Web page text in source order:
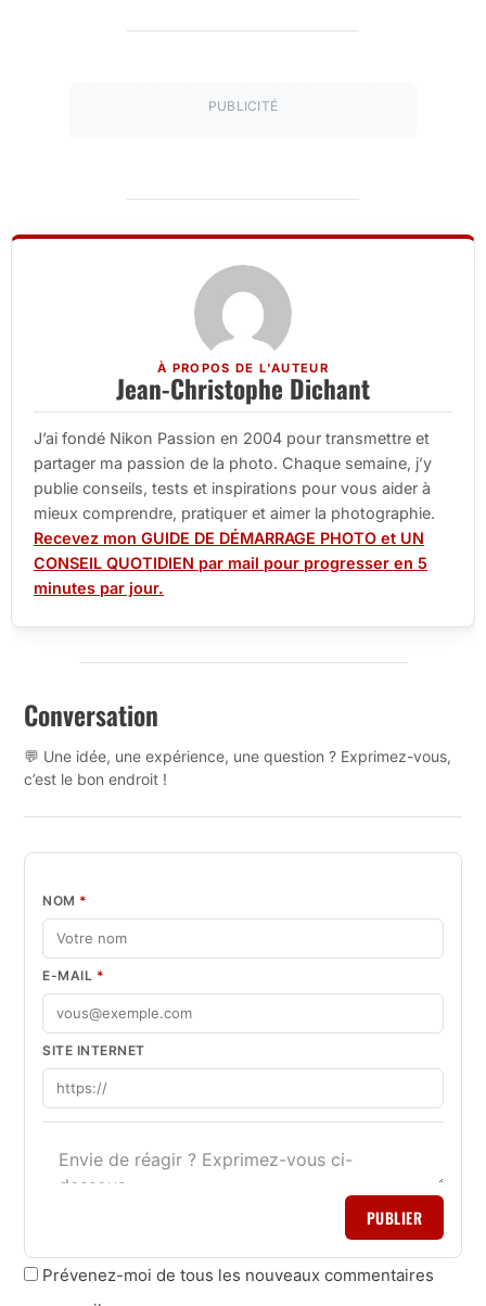
PUBLICITÉ
À PROPOS DE L'AUTEUR
Jean-Christophe Dichant
J’ai fondé Nikon Passion en 2004 pour transmettre et
partager ma passion de la photo. Chaque semaine, j’y
publie conseils, tests et inspirations pour vous aider à
mieux comprendre, pratiquer et aimer la photographie.
Recevez mon GUIDE DE DÉMARRAGE PHOTO et UN
CONSEIL QUOTIDIEN par mail pour progresser en 5
minutes par jour.
Conversation
💬 Une idée, une expérience, une question ? Exprimez-vous,
c’est le bon endroit !
NOM *
E-MAIL *
SITE INTERNET
PUBLIER
Prévenez-moi de tous les nouveaux commentaires